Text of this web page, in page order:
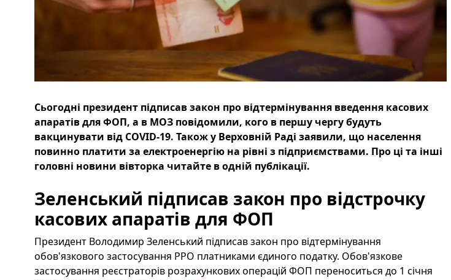
Сьогодні президент підписав закон про відтермінування введення касових
апаратів для ФОП, а в МОЗ повідомили, кого в першу чергу будуть
вакцинувати від COVID-19. Також у Верховній Раді заявили, що населення
повинно платити за електроенергію на рівні з підприємствами. Про ці та інші
головні новини вівторка читайте в одній публікації.
Зеленський підписав закон про відстрочку
касових апаратів для ФОП
Президент Володимир Зеленський підписав закон про відтермінування
обов'язкового застосування РРО платниками єдиного податку. Обов'язкове
застосування реєстраторів розрахункових операцій ФОП переноситься до 1 січня